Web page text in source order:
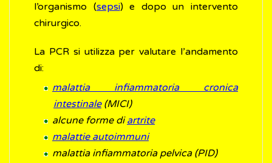
l’organismo (sepsi) e dopo un intervento
chirurgico.
La PCR si utilizza per valutare l’andamento
di:
malattia infiammatoria cronica
intestinale(MICI)
alcune forme diartrite
malattie autoimmuni
malattia infiammatoria pelvica (PID)